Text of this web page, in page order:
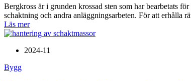
Bergkross är i grunden krossad sten som har bearbetats
schaktning och andra anläggningsarbeten. För att
Läs mer
2024-11
Bygg